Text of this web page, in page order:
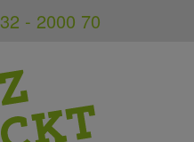
- 2000 70